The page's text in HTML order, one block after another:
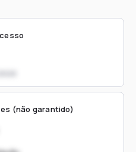
(não garantido)